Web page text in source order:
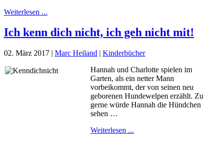
Weiterlesen ...
Ich kenn dich nicht, ich geh nicht mit!
02. März 2017 | Marc Heiland | Kinderbücher
Hannah und Charlotte spielen im
Garten, als ein netter Mann
vorbeikommt, der von seinen neu
geborenen Hundewelpen erzählt. Zu
gerne würde Hannah die Hündchen
sehen …
Weiterlesen ...